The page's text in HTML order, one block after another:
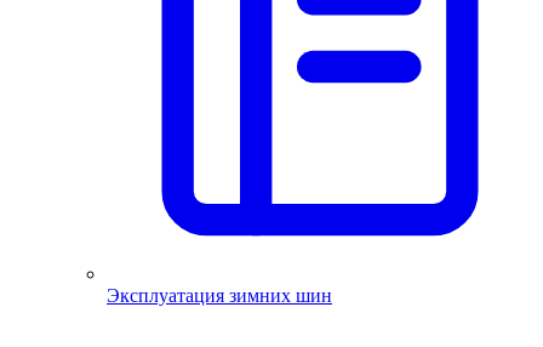
Эксплуатация зимних шин